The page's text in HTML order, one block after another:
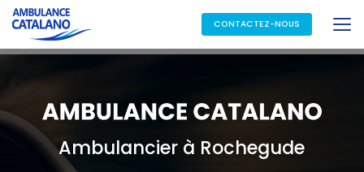
Aller
au
contenu
principal
CONTACTEZ-NOUS
Ambulancier à Rochegude